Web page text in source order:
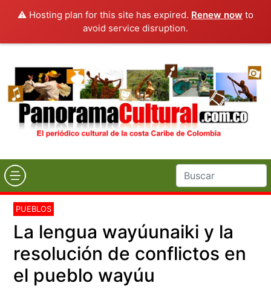
⚠️ Hosting plan for this site has expired. Renew now to
avoid service disruption.
PUEBLOS
La lengua wayúunaiki y la
resolución de conflictos en
el pueblo wayúu